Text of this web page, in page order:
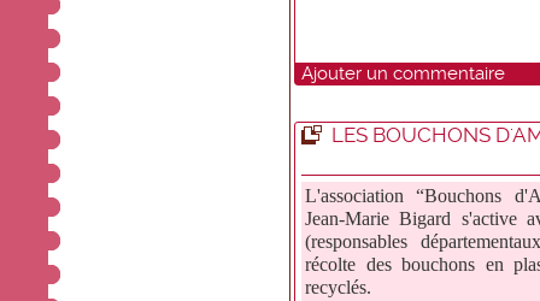
Ajouter un commentaire
LES BOUCHONS
L'association “Bouchons
Jean-Marie Bigard s'active
(responsables
récolte des bouchons en
recyclés.